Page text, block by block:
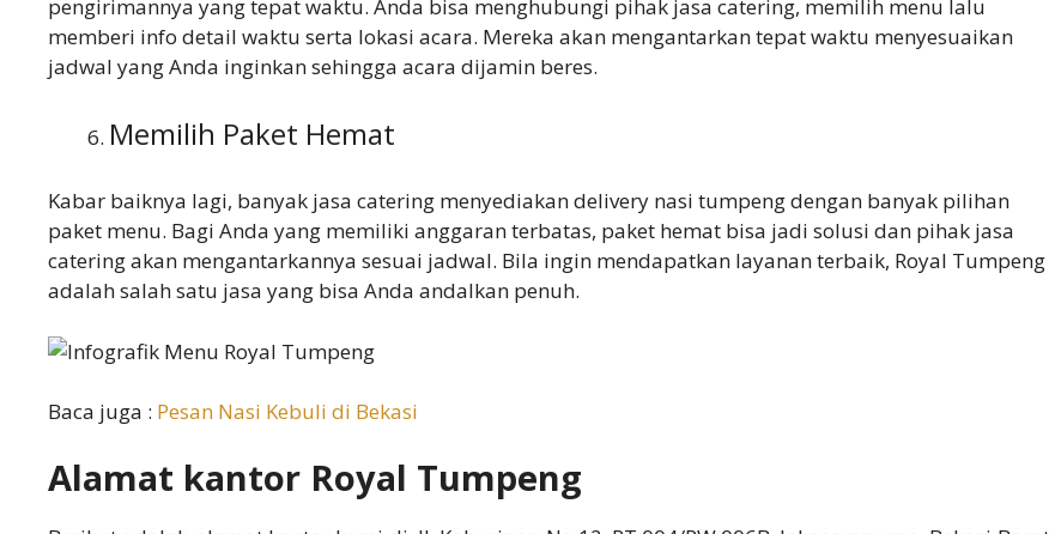
pengirimannya yang tepat waktu. Anda bisa menghubungi pihak jasa catering, memilih menu lalu
memberi info detail waktu serta lokasi acara. Mereka akan mengantarkan tepat waktu menyesuaikan
jadwal yang Anda inginkan sehingga acara dijamin beres.
Memilih Paket Hemat
Kabar baiknya lagi, banyak jasa catering menyediakan delivery nasi tumpeng dengan banyak pilihan
paket menu. Bagi Anda yang memiliki anggaran terbatas, paket hemat bisa jadi solusi dan pihak jasa
catering akan mengantarkannya sesuai jadwal. Bila ingin mendapatkan layanan terbaik, Royal Tumpeng
adalah salah satu jasa yang bisa Anda andalkan penuh.
Baca juga : Pesan Nasi Kebuli di Bekasi
Alamat kantor Royal Tumpeng
←